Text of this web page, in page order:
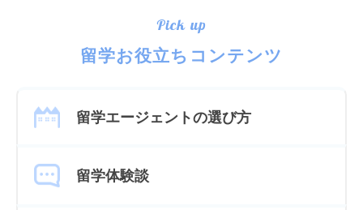
Pick up
留学お役立ちコンテンツ
留学エージェントの選び方
留学体験談